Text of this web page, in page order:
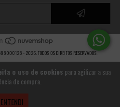
o uso de cookies para agilizar a sua
de compra.
ENTENDI
- 2026. TODOS OS DIREITOS RESERVADOS.